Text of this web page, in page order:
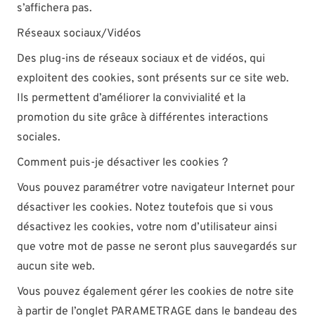
s’affichera pas.
Réseaux sociaux/Vidéos
Des plug-ins de réseaux sociaux et de vidéos, qui
exploitent des cookies, sont présents sur ce site web.
Ils permettent d’améliorer la convivialité et la
promotion du site grâce à différentes interactions
sociales.
Comment puis-je désactiver les cookies ?
Vous pouvez paramétrer votre navigateur Internet pour
désactiver les cookies. Notez toutefois que si vous
désactivez les cookies, votre nom d’utilisateur ainsi
que votre mot de passe ne seront plus sauvegardés sur
aucun site web.
Vous pouvez également gérer les cookies de notre site
à partir de l’onglet PARAMETRAGE dans le bandeau des